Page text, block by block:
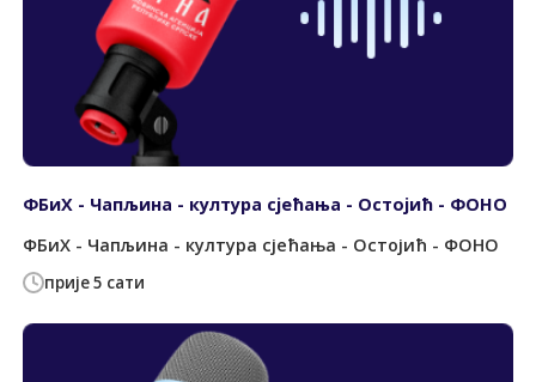
прије 5 сати
ФБиХ - Чапљина - култура сјећања - Остојић - ФОНО
ФБиХ - Чапљина - култура сјећања - Остојић - ФОНО